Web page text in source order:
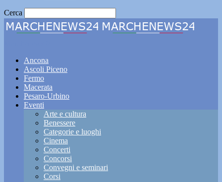
Cerca
Ancona
Ascoli Piceno
Fermo
Macerata
Pesaro-Urbino
Eventi
Arte e cultura
Benessere
Categorie e luoghi
Cinema
Concerti
Concorsi
Convegni e seminari
Corsi